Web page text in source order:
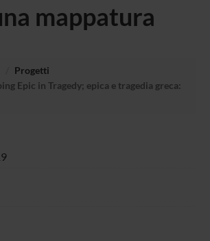
mappatura
Progetti
Epic in Tragedy; epica e tragedia greca: